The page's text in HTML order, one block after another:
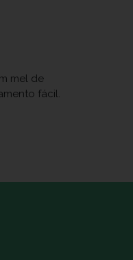
mel de
fácil.